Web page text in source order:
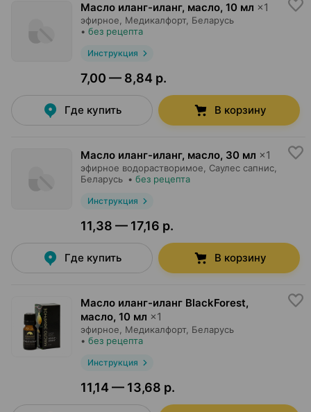
Масло иланг-иланг, масло, 10 мл ×1
эфирное, Медикалфорт, Беларусь
• без рецепта
Инструкция
7,00 — 8,84 р.
Где купить В корзину
Масло иланг-иланг, масло, 30 мл ×1
эфирное водорастворимое, Саулес сапнис
Беларусь • без рецепта
Инструкция
11,38 — 17,16 р.
Где купить В корзину
Масло иланг-иланг BlackForest,
масло, 10 мл ×1
эфирное, Медикалфорт, Беларусь
• без рецепта
Инструкция
11,14 — 13,68 р.